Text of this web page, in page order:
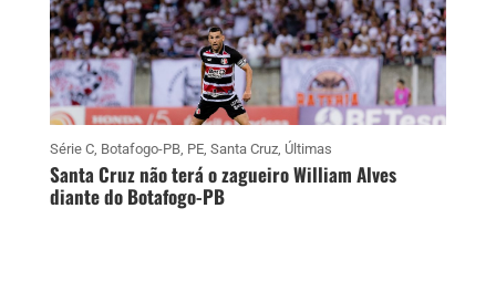
Série C, Botafogo-PB, PE, Santa Cruz, Últimas
Santa Cruz não terá o zagueiro William Alves
diante do Botafogo-PB